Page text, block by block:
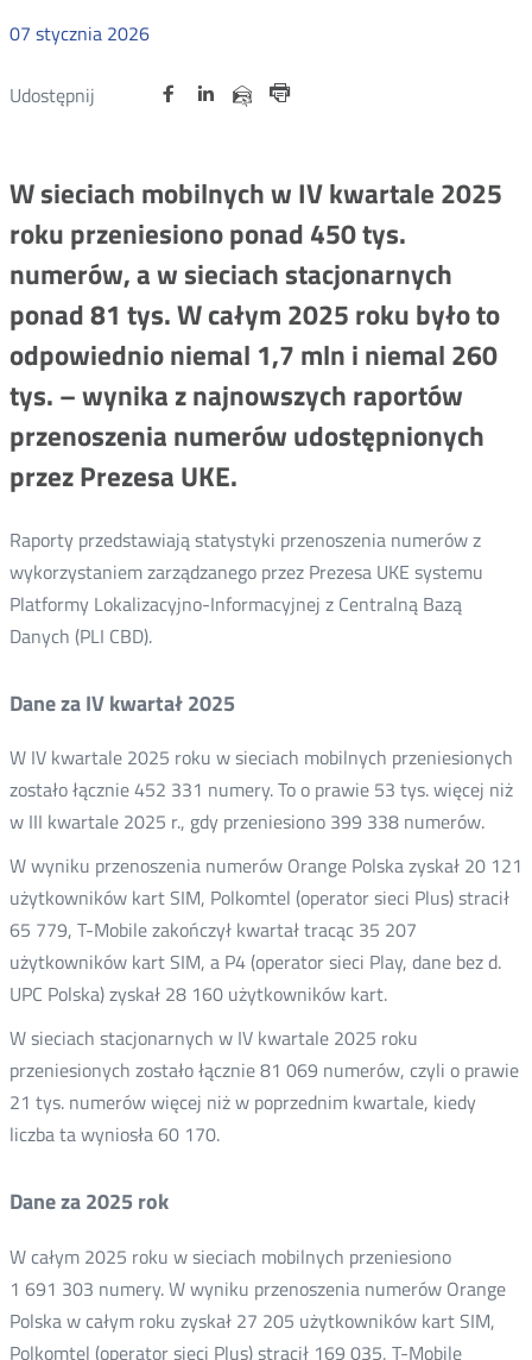
07 stycznia 2026
Udostępnij
Udostępnij
Twitter
Otwórz
Udostępnij
Facebook
OtwórzUdostępnij
Linkedin
OtwórzUdostępnij
mail
W sieciach mobilnych w IV kwartale 2025
roku przeniesiono ponad 450 tys.
numerów, a w sieciach stacjonarnych
ponad 81 tys. W całym 2025 roku było to
odpowiednio niemal 1,7 mln i niemal 260
tys. – wynika z najnowszych raportów
przenoszenia numerów udostępnionych
przez Prezesa UKE.
Raporty przedstawiają statystyki przenoszenia numerów z
wykorzystaniem zarządzanego przez Prezesa UKE systemu
Platformy Lokalizacyjno-Informacyjnej z Centralną Bazą
Danych (PLI CBD).
Dane za IV kwartał 2025
W IV kwartale 2025 roku w sieciach mobilnych przeniesionych
zostało łącznie 452 331 numery. To o prawie 53 tys. więcej niż
w III kwartale 2025 r., gdy przeniesiono 399 338 numerów.
W wyniku przenoszenia numerów Orange Polska zyskał 20 121
użytkowników kart SIM, Polkomtel (operator sieci Plus) stracił
65 779, T-Mobile zakończył kwartał tracąc 35 207
użytkowników kart SIM, a P4 (operator sieci Play, dane bez d.
UPC Polska) zyskał 28 160 użytkowników kart.
W sieciach stacjonarnych w IV kwartale 2025 roku
przeniesionych zostało łącznie 81 069 numerów, czyli o prawie
21 tys. numerów więcej niż w poprzednim kwartale, kiedy
liczba ta wyniosła 60 170.
Dane za 2025 rok
W całym 2025 roku w sieciach mobilnych przeniesiono
1 691 303 numery. W wyniku przenoszenia numerów Orange
Polska w całym roku zyskał 27 205 użytkowników kart SIM,
Polkomtel (operator sieci Plus) stracił 169 035, T-Mobile